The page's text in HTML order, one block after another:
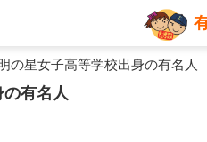
の星女子高等学校出身の有名人
有名人